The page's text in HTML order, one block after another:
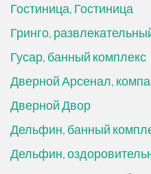
Гостиница, Гостиница
Гринго,
Гусар, банный комплекс
Дверной Арсенал,
Дверной Двор
Дельфин, банный
Дельфин,